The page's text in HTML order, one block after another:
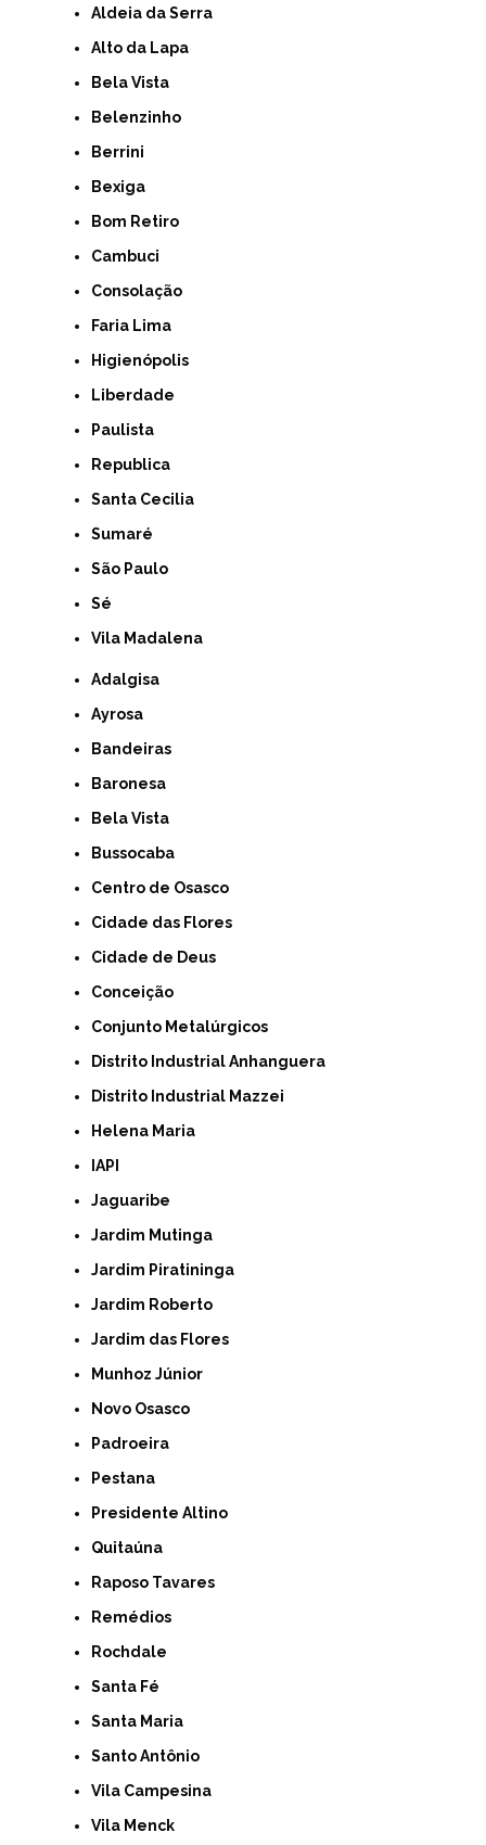
Aldeia da Serra
Alto da Lapa
Bela Vista
Belenzinho
Berrini
Bexiga
Bom Retiro
Cambuci
Consolação
Faria Lima
Higienópolis
Liberdade
Paulista
Republica
Santa Cecilia
Sumaré
São Paulo
Sé
Vila Madalena
Adalgisa
Ayrosa
Bandeiras
Baronesa
Bela Vista
Bussocaba
Centro de Osasco
Cidade das Flores
Cidade de Deus
Conceição
Conjunto Metalúrgicos
Distrito Industrial Anhanguera
Distrito Industrial Mazzei
Helena Maria
IAPI
Jaguaribe
Jardim Mutinga
Jardim Piratininga
Jardim Roberto
Jardim das Flores
Munhoz Júnior
Novo Osasco
Padroeira
Pestana
Presidente Altino
Quitaúna
Raposo Tavares
Remédios
Rochdale
Santa Fé
Santa Maria
Santo Antônio
Vila Campesina
Vila Menck